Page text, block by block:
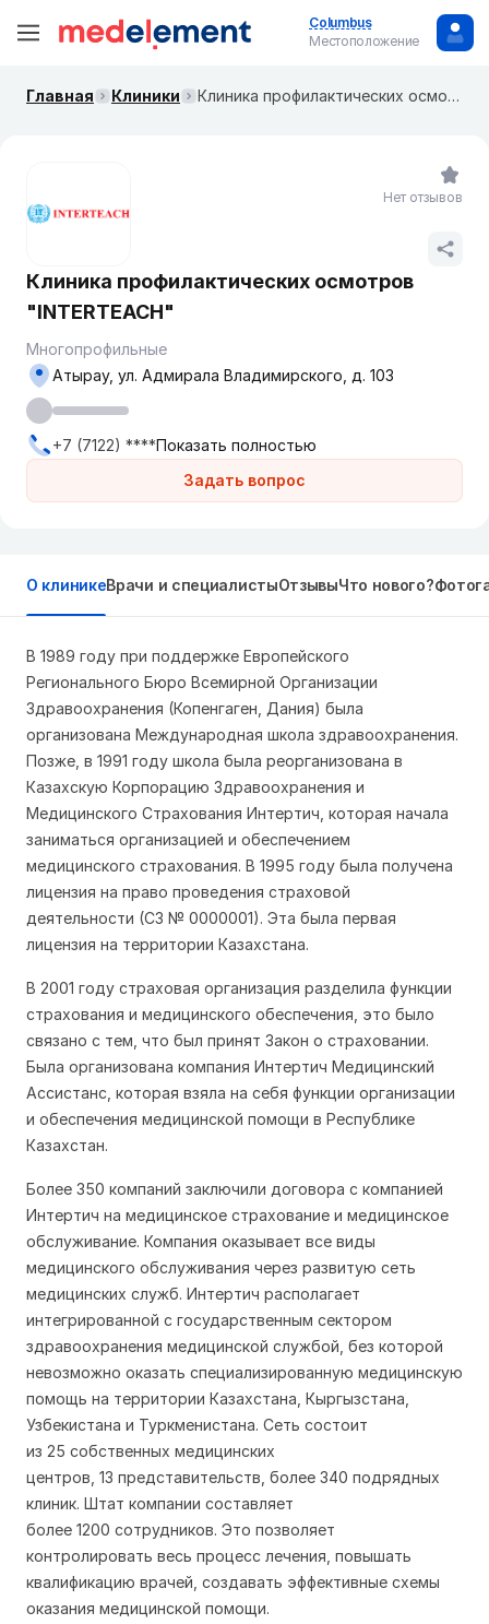
Columbus
Местоположение
Главная Клиники Клиника профилактических осмотров "INTERTEACH"
Клиника профилактических осмотров
"INTERTEACH"
Многопрофильные
Задать вопрос
Атырау, ул. Адмирала Владимирского, д. 103
+7 (7122) ****Показать полностью
Нет отзывов
О клиникеВрачи и специалистыОтзывыЧто нового?
В 1989 году при поддержке Европейского
Регионального Бюро Всемирной Организации
Здравоохранения (Копенгаген, Дания) была
организована Международная школа здравоохранения.
Позже, в 1991 году школа была реорганизована в
Казахскую Корпорацию Здравоохранения и
Медицинского Страхования Интертич, которая начала
заниматься организацией и обеспечением
медицинского страхования. В 1995 году была получена
лицензия на право проведения страховой
деятельности (СЗ № 0000001). Эта была первая
лицензия на территории Казахстана.
В 2001 году страховая организация разделила функции
страхования и медицинского обеспечения, это было
связано с тем, что был принят Закон о страховании.
Была организована компания Интертич Медицинский
Ассистанс, которая взяла на себя функции организации
и обеспечения медицинской помощи в Республике
Казахстан.
Более 350 компаний заключили договора с компанией
Интертич на медицинское страхование и медицинское
обслуживание. Компания оказывает все виды
медицинского обслуживания через развитую сеть
медицинских служб. Интертич располагает
интегрированной с государственным сектором
здравоохранения медицинской службой, без которой
невозможно оказать специализированную медицинскую
помощь на территории Казахстана, Кыргызстана,
Узбекистана и Туркменистана. Сеть состоит
из 25 собственных медицинских
центров, 13 представительств, более 340 подрядных
клиник. Штат компании составляет
более 1200 сотрудников. Это позволяет
контролировать весь процесс лечения, повышать
квалификацию врачей, создавать эффективные схемы
оказания медицинской помощи.